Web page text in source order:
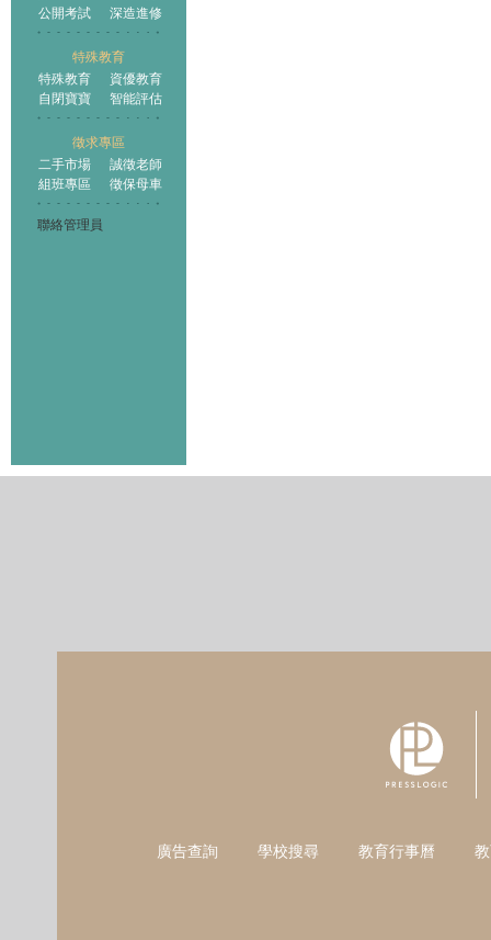
公開考試
深造進修
特殊教育
特殊教育
資優教育
自閉寶寶
智能評估
徵求專區
二手市場
誠徵老師
組班專區
徵保母車
聯絡管理員
廣告查詢 學校搜尋 教育行事曆